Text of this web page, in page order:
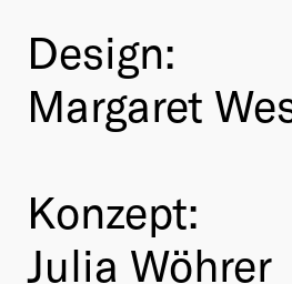
Design:
Margaret
Konzept:
Julia Wöhrer